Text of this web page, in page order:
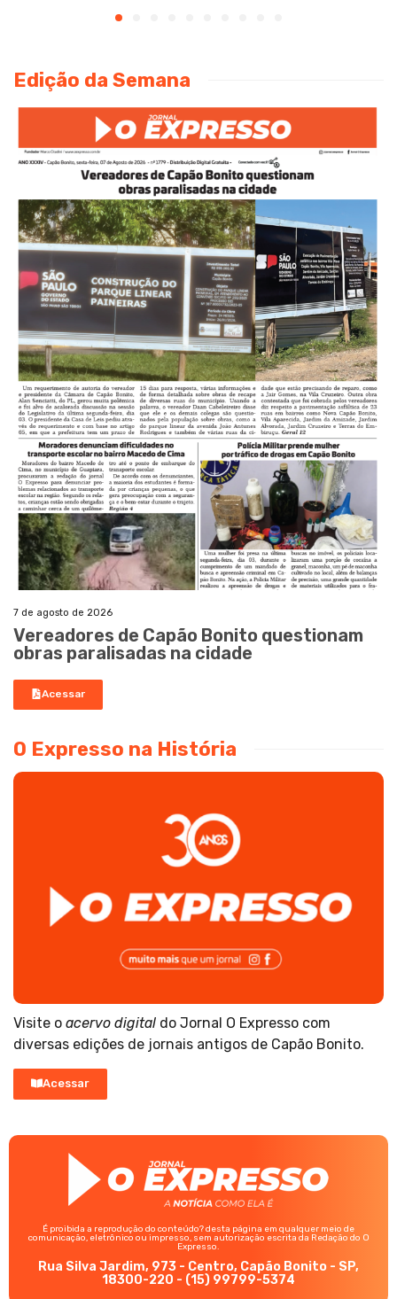
Edição da Semana
7 de agosto de 2026
Vereadores de Capão Bonito questionam
obras paralisadas na cidade
Acessar
O Expresso na História
Visite o acervo digital do Jornal O Expresso com
diversas edições de jornais antigos de Capão Bonito.
Acessar
É proibida a reprodução do conteúdo? desta página em qualquer meio de
comunicação, eletrônico ou impresso, sem autorização escrita da Redação do O
Expresso.
Rua Silva Jardim, 973 - Centro, Capão Bonito - SP,
18300-220 - (15) 99799-5374